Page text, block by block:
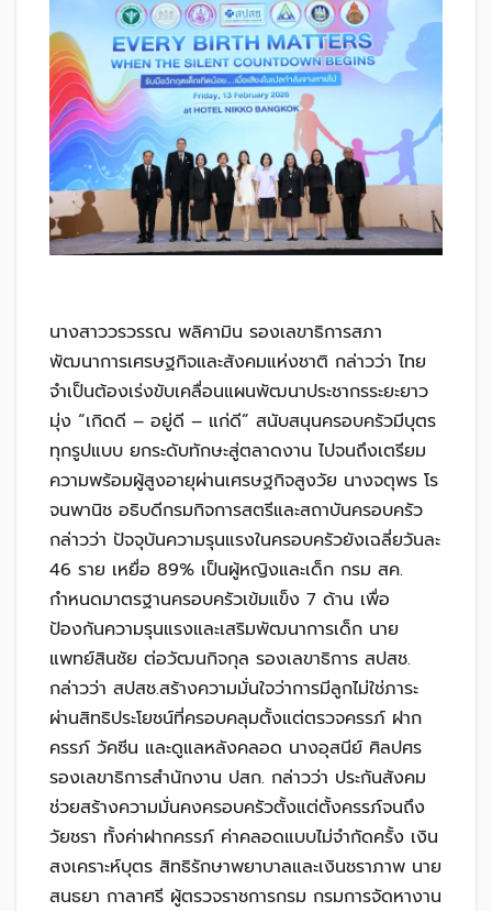
นางสาววรวรรณ พลิคามิน รองเลขาธิการสภา
พัฒนาการเศรษฐกิจและสังคมแห่งชาติ กล่าวว่า ไทย
จำเป็นต้องเร่งขับเคลื่อนแผนพัฒนาประชากรระยะยาว
มุ่ง “เกิดดี – อยู่ดี – แก่ดี” สนับสนุนครอบครัวมีบุตร
ทุกรูปแบบ ยกระดับทักษะสู่ตลาดงาน ไปจนถึงเตรียม
ความพร้อมผู้สูงอายุผ่านเศรษฐกิจสูงวัย นางจตุพร โร
จนพานิช อธิบดีกรมกิจการสตรีและสถาบันครอบครัว
กล่าวว่า ปัจจุบันความรุนแรงในครอบครัวยังเฉลี่ยวันละ
46 ราย เหยื่อ 89% เป็นผู้หญิงและเด็ก กรม สค.
กำหนดมาตรฐานครอบครัวเข้มแข็ง 7 ด้าน เพื่อ
ป้องกันความรุนแรงและเสริมพัฒนาการเด็ก นาย
แพทย์สินชัย ต่อวัฒนกิจกุล รองเลขาธิการ สปสช.
กล่าวว่า สปสช.สร้างความมั่นใจว่าการมีลูกไม่ใช่ภาระ
ผ่านสิทธิประโยชน์ที่ครอบคลุมตั้งแต่ตรวจครรภ์ ฝาก
ครรภ์ วัคซีน และดูแลหลังคลอด นางอุสนีย์ ศิลปศร
รองเลขาธิการสำนักงาน ปสก. กล่าวว่า ประกันสังคม
ช่วยสร้างความมั่นคงครอบครัวตั้งแต่ตั้งครรภ์จนถึง
วัยชรา ทั้งค่าฝากครรภ์ ค่าคลอดแบบไม่จำกัดครั้ง เงิน
สงเคราะห์บุตร สิทธิรักษาพยาบาลและเงินชราภาพ นาย
สนธยา กาลาศรี ผู้ตรวจราชการกรม กรมการจัดหางาน